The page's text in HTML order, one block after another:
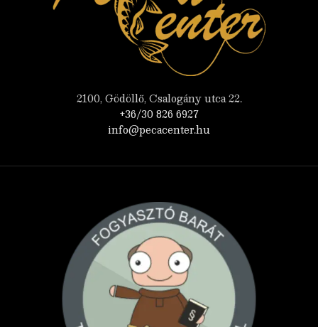
2100, Gödöllő, Csalogány utca 22.
+36/30 826 6927
info@pecacenter.hu